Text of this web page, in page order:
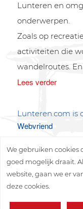
Lunteren en
onderwerpen.
Zoals op
activiteiten die
wandelroutes.
Lees verder
Lunteren.com is
Webvriend
We gebruiken cookies
goed mogelijk draait.
website, gaan we er
deze cookies.